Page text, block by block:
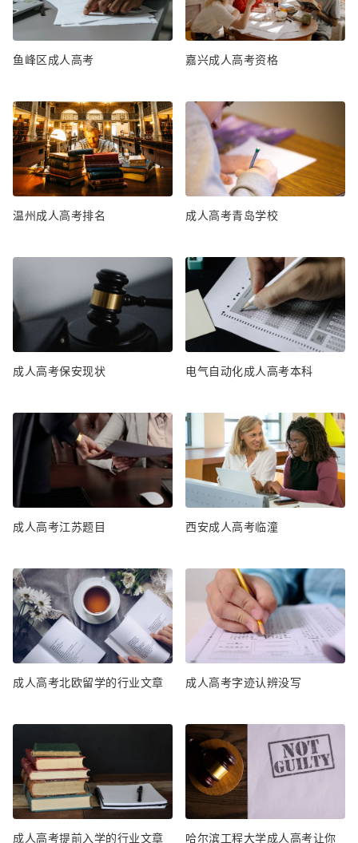
鱼峰区成人高考 嘉兴成人高考资格
温州成人高考排名 成人高考青岛学校
成人高考保安现状 电气自动化成人高考本科
成人高考江苏题目 西安成人高考临潼
成人高考北欧留学的行业文章 成人高考字迹认辨没写
成人高考提前入学的行业文章
哈尔滨工程大学成人高考让你